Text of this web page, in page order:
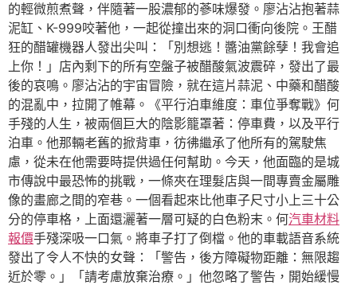
的輕微煎煮聲，伴隨著一股濃郁的蔘味爆發。廖沾沾抱著蒜
泥缸、K-999咬著他，一起從撞出來的洞口衝向後院。王醋
狂的醋罐機器人發出尖叫：「別想逃！醬油黨餘孽！我會追
上你！」店內剩下的所有空盤子被醋酸氣波震碎，發出了最
後的哀鳴。廖沾沾的宇宙冒險，就在這片蒜泥、中藥和醋酸
的混亂中，拉開了帷幕。《平行泊車維度：車位爭奪戰》何
手殘的人生，被兩個巨大的陰影籠罩著：停車費，以及平行
泊車。他那輛老舊的掀背車，彷彿繼承了他所有的駕駛焦
慮，從未在他需要時提供過任何幫助。今天，他面臨的是城
市傳說中最恐怖的挑戰，一條夾在理髮店與一間專賣金屬雕
像的畫廊之間的窄巷。一個看起來比他車子尺寸小上三十公
分的停車格，上面還灑著一層可疑的白色粉末。何汽車材料
報價手殘深吸一口氣。將車子打了倒檔。他的車載語音系統
發出了令人不快的女聲：「警告，後方障礙物距離：無限趨
近於零。」「請考慮放棄治療。」他忽略了警告，開始緩慢